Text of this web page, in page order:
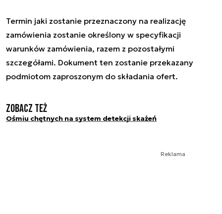
Termin jaki zostanie przeznaczony na realizację
zamówienia zostanie określony w specyfikacji
warunków zamówienia, razem z pozostałymi
szczegółami. Dokument ten zostanie przekazany
podmiotom zaproszonym do składania ofert.
Zobacz też
Ośmiu chętnych na system detekcji skażeń
Reklama